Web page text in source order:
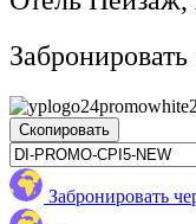
Скопировать
Забронировать